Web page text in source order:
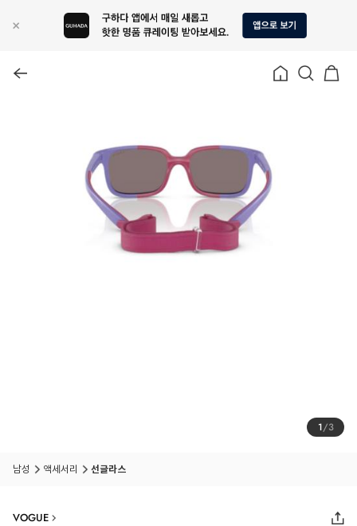
1/3
남성 액세서리 선글라스
VOGUE